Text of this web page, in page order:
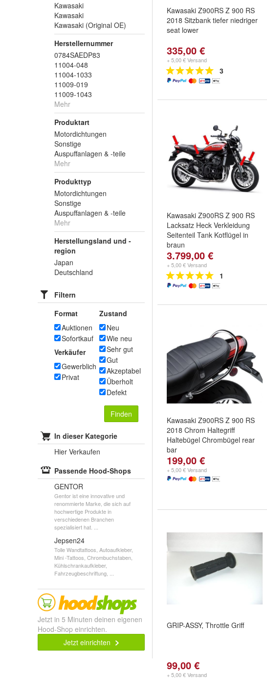
Kawasaki
Kawasaki
Kawasaki (Original OE)
Herstellernummer
0784SAEDP83
11004-048
11004-1033
11009-019
11009-1043
Mehr
Produktart
Motordichtungen
Sonstige
Auspuffanlagen & -teile
Mehr
Produkttyp
Motordichtungen
Sonstige
Auspuffanlagen & -teile
Mehr
Herstellungsland und -
region
Japan
Deutschland
Filtern
Format
Auktionen
Sofortkauf
Verkäufer
Gewerblich
Privat
Zustand
Neu
Wie neu
Sehr gut
Gut
Akzeptabel
Überholt
Defekt
Finden
In dieser Kategorie
Hier Verkaufen
Passende Hood-Shops
GENTOR
Gentor ist eine innovative und
renommierte Marke, die sich auf
hochwertige Produkte in
verschiedenen Branchen
spezialisiert hat. ...
Jepsen24
Tolle Wandtattoos, Autoaufkleber,
Mini -Tattoos, Chrombuchstaben,
Kühlschrankaufkleber,
Fahrzeugbeschriftung, ...
Jetzt in 5 Minuten deinen eigenen
Hood-Shop einrichten.
Jetzt einrichten
Kawasaki Z900RS Z 900 RS
2018 Sitzbank tiefer niedriger
seat lower
335,00 €
+ 5,00 € Versand
3
Kawasaki Z900RS Z 900 RS
Lacksatz Heck Verkleidung
Seitenteil Tank Kotflügel in
braun
3.799,00 €
+ 5,00 € Versand
1
Kawasaki Z900RS Z 900 RS
2018 Chrom Haltegriff
Haltebügel Chrombügel rear
bar
199,00 €
+ 5,00 € Versand
GRIP-ASSY, Throttle Griff
99,00 €
+ 5,00 € Versand